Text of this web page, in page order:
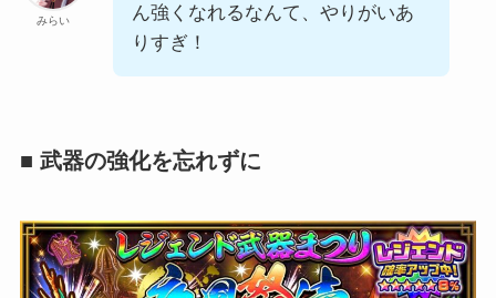
みらい
ん強くなれるなんて、やりがいあ
りすぎ！
■ 武器の強化を忘れずに